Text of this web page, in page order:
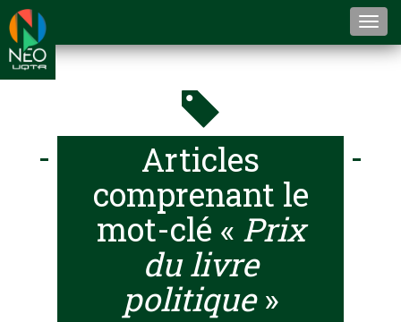
Articles
comprenant le
mot-clé « Prix
du livre
politique»